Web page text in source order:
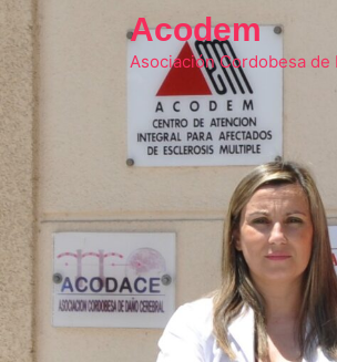
Acodem
Asociación Cordobesa